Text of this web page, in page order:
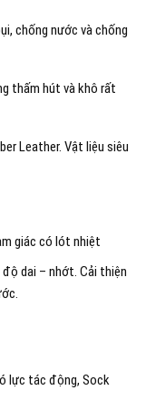
chống nước và chống
thấm hút và khô rất
Leather. Vật liệu siêu
giác có lót nhiệt
độ dai – nhớt. Cải thiện
lực tác động, Sock